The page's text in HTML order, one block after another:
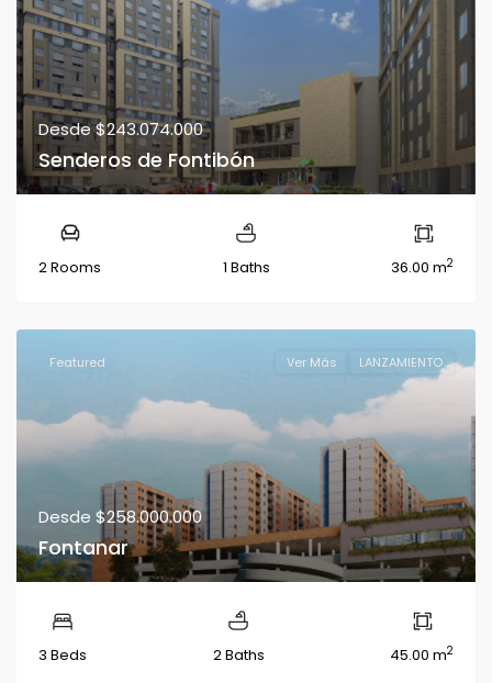
Desde$243.074.000
Senderos de Fontibón
2 Rooms 1 Baths 36.00 m2
Featured Ver Más LANZAMIENTO
Desde $258.000.000
Fontanar
3 Beds 2 Baths 45.00 m2